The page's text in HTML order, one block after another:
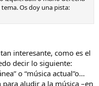
Os doy una pista:
interesante, como es el
decir lo siguiente:
o “música actual”o…
aludir a la música –en